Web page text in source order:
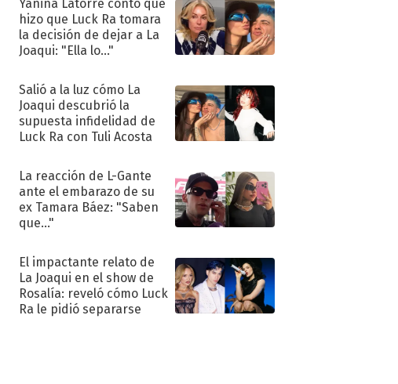
Yanina Latorre contó qué
hizo que Luck Ra tomara
la decisión de dejar a La
Joaqui: "Ella lo..."
Salió a la luz cómo La
Joaqui descubrió la
supuesta infidelidad de
Luck Ra con Tuli Acosta
La reacción de L-Gante
ante el embarazo de su
ex Tamara Báez: "Saben
que..."
El impactante relato de
La Joaqui en el show de
Rosalía: reveló cómo Luck
Ra le pidió separarse